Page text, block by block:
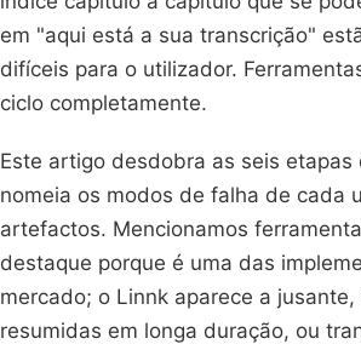
em "aqui está a sua transcrição"
difíceis para o utilizador.
ciclo completamente.
Este artigo desdobra as seis
nomeia os modos de falha de cada
artefactos. Mencionamos
destaque porque é uma das
mercado; o Linnk aparece a
resumidas em longa duração, ou